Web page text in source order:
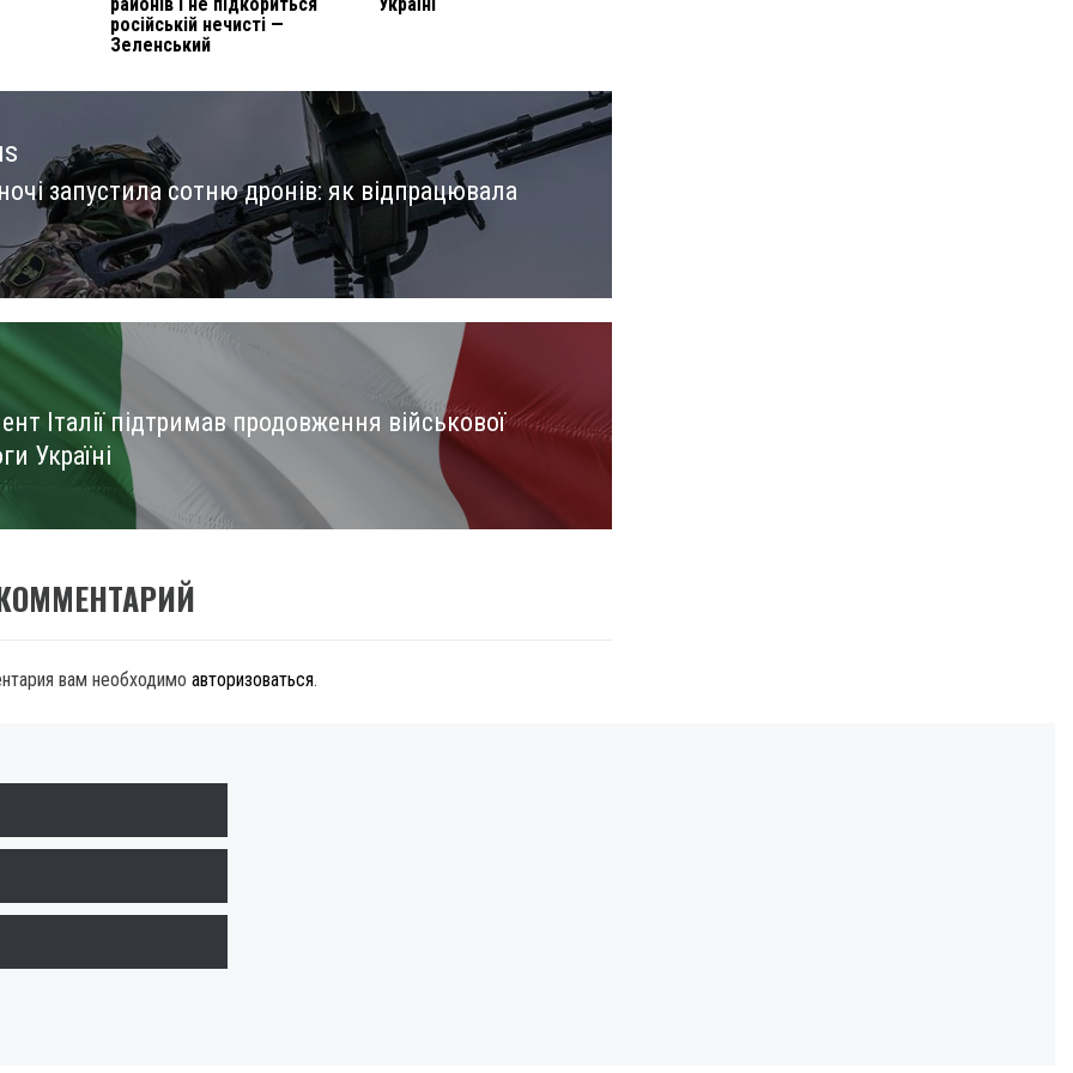
районів і не підкориться
російській нечисті —
Зеленський
Україні
запустила сотню дронів: як відпрацювала
Італії підтримав продовження військової
Україні
вам необходимо авторизоваться.